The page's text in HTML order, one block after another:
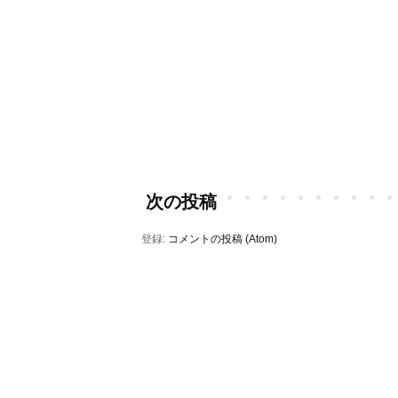
次の投稿
登録: コメントの投稿 (Atom)